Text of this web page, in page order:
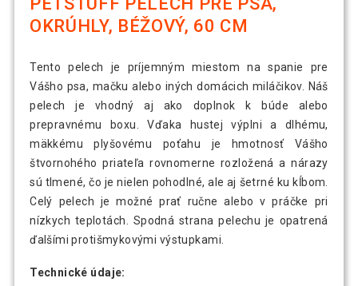
OKRÚHLY, BÉŽOVÝ, 60 CM
Tento pelech je príjemným miestom na spanie pre
Vášho psa, mačku alebo iných domácich miláčikov. Náš
pelech je vhodný aj ako doplnok k búde alebo
prepravnému boxu. Vďaka hustej výplni a dlhému,
mäkkému plyšovému poťahu je hmotnosť Vášho
štvornohého priateľa rovnomerne rozložená a nárazy
sú tlmené, čo je nielen pohodlné, ale aj šetrné ku kĺbom.
Celý pelech je možné prať ručne alebo v práčke pri
nízkych teplotách. Spodná strana pelechu je opatrená
ďalšími protišmykovými výstupkami.
Technické údaje: